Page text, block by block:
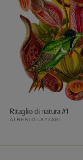
Ritaglio di natura #1
ALBERTO LAZZARI